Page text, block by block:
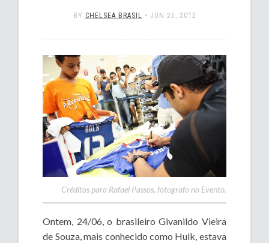
BY CHELSEA BRASIL • JUN 25, 2012
Créditos para Rafael Passos, fotografo no Evento.
Ontem, 24/06, o brasileiro Givanildo Vieira
de Souza, mais conhecido como Hulk, estava